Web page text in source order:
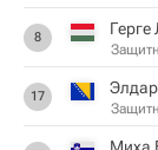
8
17